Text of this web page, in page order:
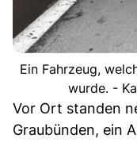
Ein Fahrzeug,
wurde. -
Vor Ort standen
Graubünden, ein